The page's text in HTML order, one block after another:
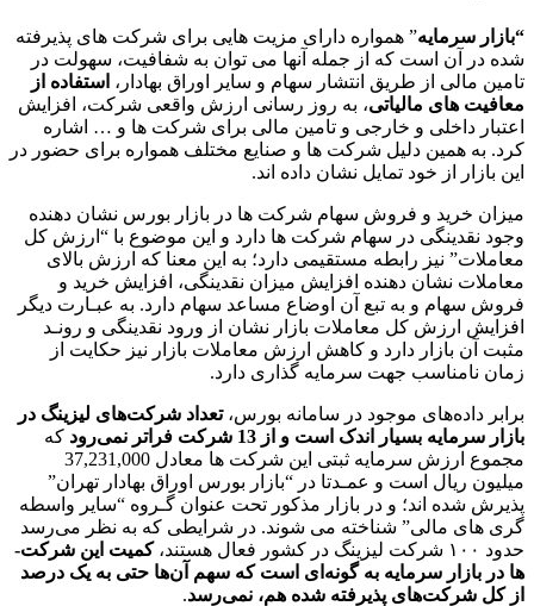
“بازار سرمایه” همواره دارای مزیت­ هایی برای شرکت­ های پذیرفته
شده در آن است که از جمله آن­ها می­ توان به شفافیت، سهولت در
تامین مالی از طریق انتشار سهام و سایر اوراق بهادار، استفاده از
معافیت ­های مالیاتی، به روز رسانی ارزش واقعی شرکت، افزایش
اعتبار داخلی و خارجی و تامین مالی برای شرکت­ ها و … اشاره
کرد. به همین دلیل شرکت­ ها و صنایع مختلف همواره برای حضور در
این بازار از خود تمایل نشان داده ­اند.
میزان خرید و فروش سهام شرکت ­ها در بازار بورس نشان­ دهنده
وجود نقدینگی در سهام شرکت­ ها دارد و این موضوع با “ارزش کل
معاملات” نیز رابطه مستقیمی دارد؛ به این معنا که ارزش بالای
معاملات نشان دهنده افزایش میزان نقدینگی، افزایش خرید و
فروش سهام و به تبع آن اوضاع مساعد سهام دارد. به عبـارت دیگر
افزایش ارزش کل معاملات بازار نشان از ورود نقدینگی و رونـد
مثبت آن بازار دارد و کاهش ارزش معاملات بازار نیز حکایت از
زمان نامناسب جهت سرمایه ­گذاری دارد.
برابر داده‌های موجود در سامانه بورس،تعداد شرکت‌های لیزینگ در
بازار سرمایه بسیار اندک است و از 13 شرکت فراتر نمی‌رود
که
مجموع ارزش سرمایه ثبتی این شرکت ­ها معادل 37,231,000
میلیون ریال است و عمـدتا در “بازار بورس اوراق بهادار تهران”
پذیرش شده ­اند؛ و در بازار مذکور تحت عنوان گـروه “سایر واسطه
­گری­ های مالی” شناخته می­ شوند. در شرایطی که به نظر می‌رسد
حدود ۱۰۰ شرکت لیزینگ در کشور فعال هستند،
کمیت این شرکت­
ها در بازار سرمایه به گونه‌ای است که سهم آن‌ها حتی به یک درصد
از کل شرکت‌های پذیرفته شده هم، نمی‌رسد.